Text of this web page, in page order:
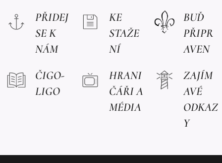
PŘIDEJ
SE K
NÁM
KE
STAŽE
NÍ
BUĎ
PŘIPR
AVEN
ČIGO-
LIGO
HRANI
ČÁŘI A
MÉDIA
ZAJÍM
AVÉ
ODKAZ
Y